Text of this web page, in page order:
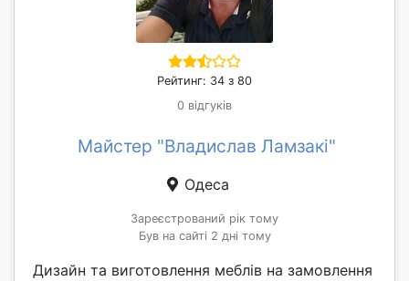
Рейтинг: 34 з 80
0 відгуків
Майстер "Владислав Ламзакі"
Одеса
Зареєстрований рік тому
Був на сайті 2 дні тому
Дизайн та виготовлення меблів на замовлення